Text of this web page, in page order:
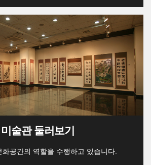
미술관 둘러보기
화공간의 역할을 수행하고 있습니다.